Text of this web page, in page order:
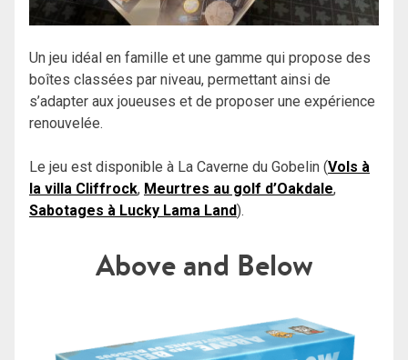
Un jeu idéal en famille et une gamme qui propose des
boîtes classées par niveau, permettant ainsi de
s’adapter aux joueuses et de proposer une expérience
renouvelée.
Le jeu est disponible à La Caverne du Gobelin (Vols à
la villa Cliffrock, Meurtres au golf d’Oakdale,
Sabotages à Lucky Lama Land).
Above and Below